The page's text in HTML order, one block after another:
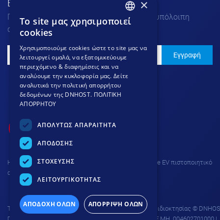
Εγγραφή στο Νewsletter
Για να μαθαίνεις τα νέα μας πριν από την υπόλοιπη
αγορά.
Εγγραφή
H σύνδεση στην ιστοσελίδα προστατεύεται με Thawte EV πιστοποιητικό
ασφαλείας και κρυπτογράφηση 256 bit.
Το site προστατεύεται από δικαιώματα πνευματικής ιδιοκτησίας ©
GREEK
×
To site μας χρησιμοποιεί
cookies
Χρησιμοποιούμε cookies ώστε το site μας να
λειτουργεί ομαλά, να εξατομικεύουμε
περιεχόμενο & διαφημίσεις και να
αναλύουμε την κυκλοφορία μας. Δείτε
αναλυτικά την πολιτική απορρήτου
δεδομένων της DNHOST. ΠΟΛΙΤΙΚΗ
ΑΠΟΡΡΗΤΟΥ
ΑΠΟΛΥΤΩΣ ΑΠΑΡΑΙΤΗΤΑ
ΑΠΟΔΟΣΗΣ
ΣΤΟΧΕΥΣΗΣ
ΛΕΙΤΟΥΡΓΙΚΟΤΗΤΑΣ
ΑΠΟΔΟΧΗ ΟΛΩΝ ΑΠΟΡΡΙΨΗ ΟΛΩΝ